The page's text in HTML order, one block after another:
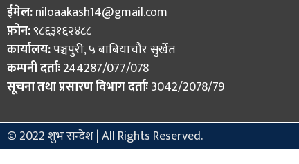
ईमेल:niloaakash14@gmail.com
फ़ोन:९८६३१६२४८८
कार्यालय:पञ्चपुरी, ५ बाबियाचौर सुर्खेत
कम्पनी दर्ताः244287/077/078
सूचना तथा प्रसारण विभाग दर्ताः3042/2078/79
© 2022 शुभ सन्देश | All Rights Reserved.